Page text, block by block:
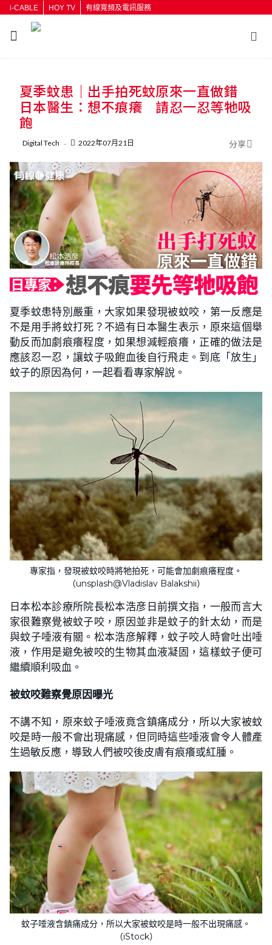
i-CABLE HOY TV 有線寬頻及電訊服務
按輸入鍵開始搜尋
夏季蚊患｜出手拍死蚊原來一直做錯
日本醫生：想不痕癢 請忍一忍等牠吸
飽
Digital Tech 2022年07月21日 分享
夏季蚊患特別嚴重，大家如果發現被蚊咬，第一反應是
不是用手將蚊打死？不過有日本醫生表示，原來這個舉
動反而加劇痕癢程度，如果想減輕痕癢，正確的做法是
應該忍一忍，讓蚊子吸飽血後自行飛走。到底「放生」
蚊子的原因為何，一起看看專家解說。
專家指，發現被蚊咬時將牠拍死，可能會加劇痕癢程度。
（unsplash@Vladislav Balakshii）
日本松本診療所院長松本浩彦日前撰文指，一般而言大
家很難察覺被蚊子咬，原因並非是蚊子的針太幼，而是
與蚊子唾液有關。松本浩彦解釋，蚊子咬人時會吐出唾
液，作用是避免被咬的生物其血液凝固，這樣蚊子便可
繼續順利吸血。
被蚊咬難察覺原因曝光
不講不知，原來蚊子唾液竟含鎮痛成分，所以大家被蚊
咬是時一般不會出現痛感，但同時這些唾液會令人體產
生過敏反應，導致人們被咬後皮膚有痕癢或紅腫。
蚊子唾液含鎮痛成分，所以大家被蚊咬是時一般不出現痛感。
（iStock）